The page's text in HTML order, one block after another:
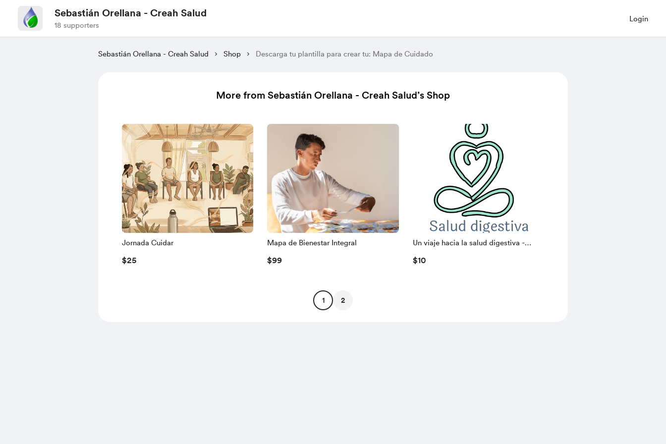
Sebastián Orellana - Creah Salud
18 supporters
Login
Sebastián Orellana - Creah Salud Shop Descarga tu plantilla para crear tu: Mapa de Cuidado
More from Sebastián Orellana - Creah Salud’s Shop
Jornada Cuidar
$25
Mapa de Bienestar Integral
$99
Un viaje hacia la salud digestiva -
Ebook
$10
1 2